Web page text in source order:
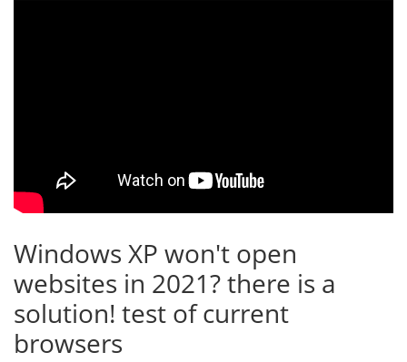
Windows XP won't open
websites in 2021? there is a
solution! test of current
browsers